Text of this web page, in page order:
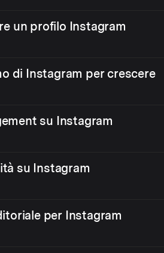
un profilo Instagram
di Instagram per crescere
su Instagram
su Instagram
per Instagram